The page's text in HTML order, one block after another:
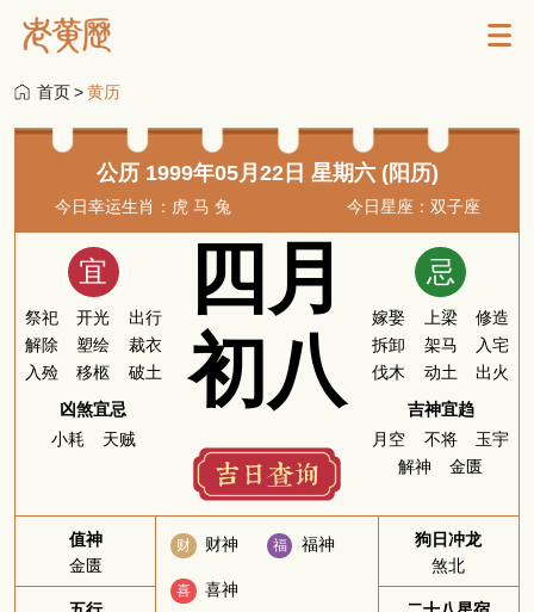
首页>黄历
公历 1999年05月22日 星期六 (阳历)
今日幸运生肖：虎 马 兔 今日星座：双子座
宜
祭祀 开光
出行
解除
塑绘
裁衣
入殓
移柩
破土
凶煞宜忌
小耗
天贼
四月
初八
忌
嫁娶 上梁
修造
拆卸
架马
入宅
伐木
动土
出火
吉神宜趋
月空
不将
玉宇
解神
金匮
值神
金匮
财 财神 福 福神
喜 喜神
狗日冲龙
煞北